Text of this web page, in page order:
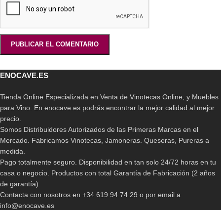
ENOCAVE.ES
Tienda Online Especializada en Venta de Vinotecas Online, y Muebles
para Vino. En enocave.es podrás encontrar la mejor calidad al mejor
precio.
Somos Distribuidores Autorizados de las Primeras Marcas en el
Mercado. Fabricamos Vinotecas, Jamoneras. Queseras, Pureras a
medida.
Pago totalmente seguro. Disponibilidad en tan solo 24/72 horas en tu
casa o negocio. Productos con total Garantía de Fabricación (2 años
de garantía)
Contacta con nosotros en +34 619 94 74 29 o por email a
info@enocave.es